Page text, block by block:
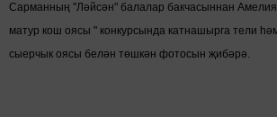
Сарманның "Ләйсән" балалар бакчасыннан
матур кош оясы " конкурсында катнашырга тели
сыерчык оясы белән төшкән фотосын җибәрә.